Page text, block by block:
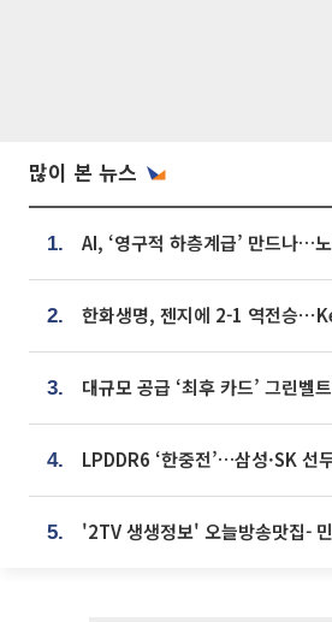
많이 본 뉴스
1.
2.
3.
4. LPDDR6 ‘한중전’…삼성·SK 선
5.